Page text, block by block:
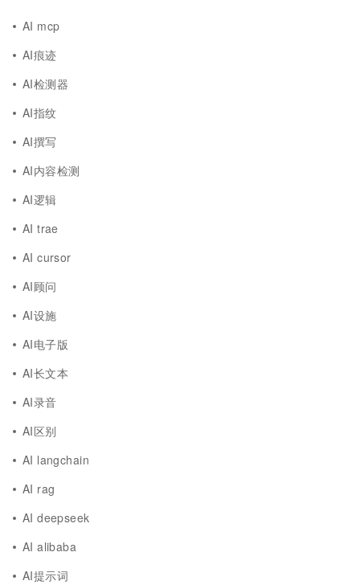
AI mcp
AI痕迹
AI检测器
AI指纹
AI撰写
AI内容检测
AI逻辑
AI trae
AI cursor
AI顾问
AI设施
AI电子版
AI长文本
AI录音
AI区别
AI langchain
AI rag
AI deepseek
AI alibaba
AI提示词